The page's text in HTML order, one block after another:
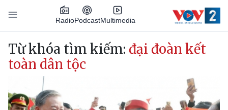
Nhảy đến nội dung
RadioPodcastMultimedia
Main navigation
Từ khóa tìm kiếm: đại đoàn kết
toàn dân tộc